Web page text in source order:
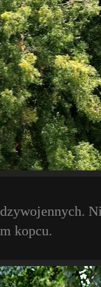
kopcu.